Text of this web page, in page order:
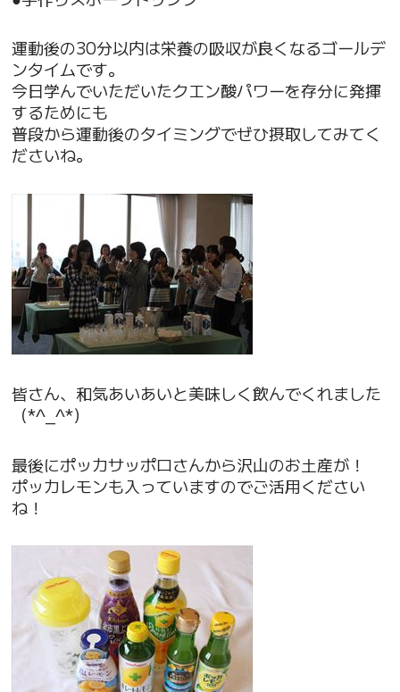
運動後の30分以内は栄養の吸収が良くなるゴールデ
ンタイムです。
今日学んでいただいたクエン酸パワーを存分に発揮
するためにも
普段から運動後のタイミングでぜひ摂取してみてく
ださいね。
皆さん、和気あいあいと美味しく飲んでくれました
（*^_^*）
最後にポッカサッポロさんから沢山のお土産が！
ポッカレモンも入っていますのでご活用ください
ね！